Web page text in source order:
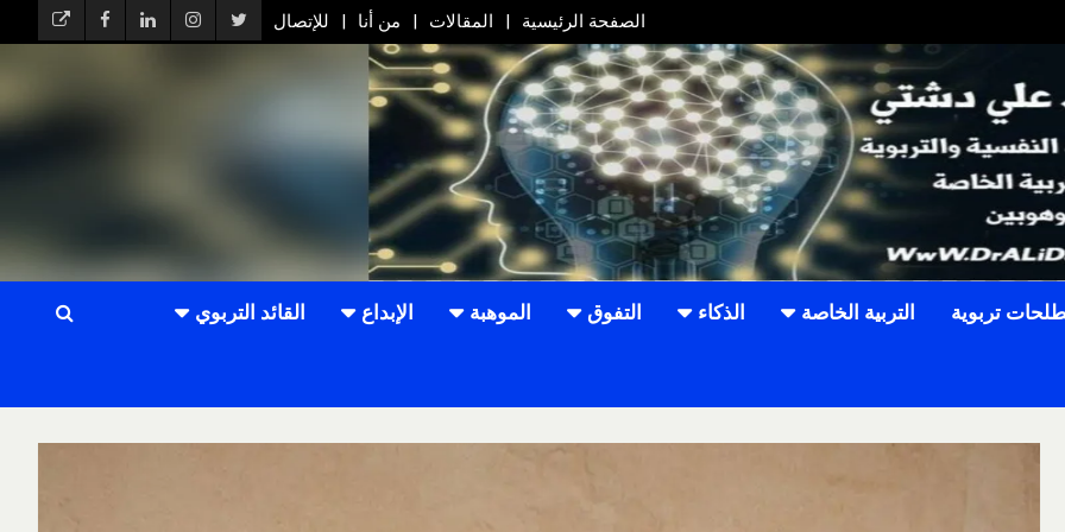
الصفحة الرئيسية المقالات من أنا للإتصال
تربوية التربية الخاصة الذكاء التفوق الموهبة الإبداع القائد التربوي